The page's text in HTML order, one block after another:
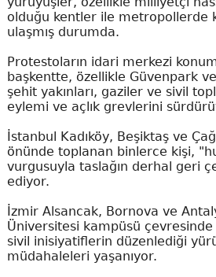
olduğu kentler ile metropollerde
ulaşmış durumda.
Protestoların idari merkezi
başkentte, özellikle Güvenpark
şehit yakınları, gaziler ve sivil
eylemi ve açlık grevlerini
İstanbul Kadıköy, Beşiktaş ve
önünde toplanan binlerce kişi,
vurgusuyla taslağın derhal geri
ediyor.
İzmir Alsancak, Bornova ve
Üniversitesi kampüsü
sivil inisiyatiflerin düzenlediği
müdahaleleri yaşanıyor.